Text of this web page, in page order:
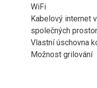
WiFi
Kabelový internet v
společných
Vlastní úschovna
Možnost grilování